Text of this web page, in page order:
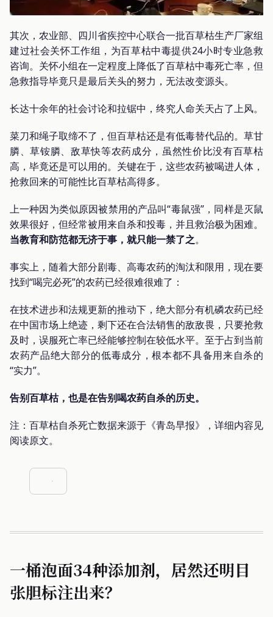
其次，农业部、四川省疾控中心联合一批百草枯生产厂家组
建过社会关怀工作组，为百草枯中毒提供24小时专业急救
咨询。关怀小组在一定程度上降低了百草枯中毒死亡率，但
急救指导毕竟只是最后关头的努力，无法改变源头。
长达十余年的社会讨论和拉锯中，终究人命关天占了上风。
菜刀和绳子取缔不了，但百草枯还是有低毒替代品的。草甘
膦、草铵膦、敌草快等农药成分，虽然性价比没有百草枯
高，毕竟还是可以用的。关键在于，这些农药被喝进人体，
抢救回来的可能性比百草枯高得多。
上一种因为类似原因被禁用的产品叫“毒鼠强”，同样是灭鼠
效果很好，但经常被用来自杀和投毒，并且救治极为困难。
当教育和防范都无济于事，就只能一禁了之。
事实上，随着大部分剧毒、高毒农药的淘汰和限用，现在要
找到“喝完必死”的农药已经很难很难了：
在技术进步和法规更新的推动下，绝大部分有机磷农药已经
在中国市场上绝迹，剩下还在合法销售的敌敌畏，只要抢救
及时，误服死亡率已经能够控制在较低水平。至于占到当前
农药产品绝大部分的低毒成分，根本都不具备用来自杀的
“实力”。
告别百草枯，也是在告别喝农药自杀的历史。
注：百草枯自杀死亡数据来源于《青岛早报》，详细内容见
阅读原文。
一桶泡面34种添加剂，居然还明目
张胆标注出来？